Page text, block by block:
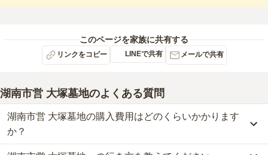
このページを家族に共有する
リンクをコピー LINEで共有 メールで共有
湖南市営 大塚墓地のよくある質問
湖南市営 大塚墓地の購入費用はどのくらいかかります
か？